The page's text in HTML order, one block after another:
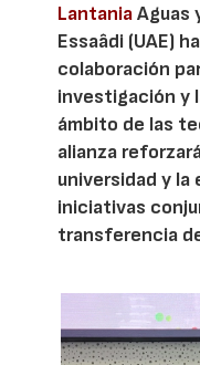
LantaniaAguas
Essaâdi (UAE)
colaboración
investigación y
ámbito de las
alianza
universidad y la
iniciativas
transferencia